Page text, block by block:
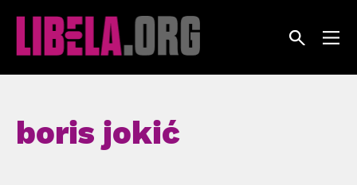
boris jokić